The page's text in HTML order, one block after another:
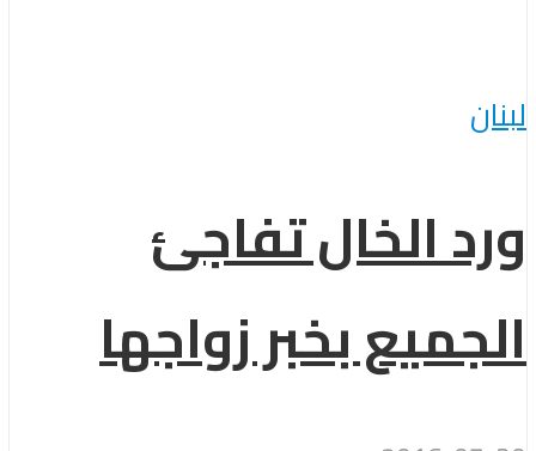
لبنان
ورد الخال تفاجئ
الجميع بخبر زواجها